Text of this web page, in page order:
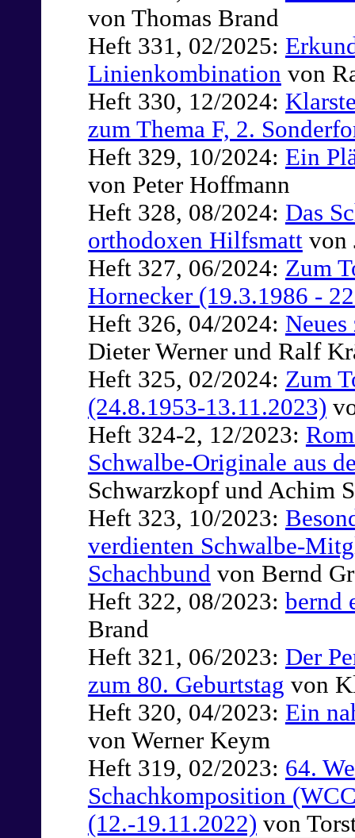
von Thomas Brand
Heft 331, 02/2025:
Linienkombination von
Heft 330, 12/2024:
zum Thema F, 2.
Heft 329, 10/2024: Ein
von Peter Hoffmann
Heft 328, 08/2024: Das
orthodoxen Hilfsmattvon
Heft 327, 06/2024: Zum
Hornecker (19.3.1986 -
Heft 326, 04/2024:
Dieter Werner und Ralf
Heft 325, 02/2024: Zum
(24.8.1953-13.11.2023)
Heft 324-2, 12/2023:
Schwalbe-Originale aus
Schwarzkopf und Achim
Heft 323, 10/2023:
verdienten Schwalbe-
Schachbund von Bernd
Heft 322, 08/2023: bernd
Brand
Heft 321, 06/2023: Der
zum 80. Geburtstag von
Heft 320, 04/2023: Ein
von Werner Keym
Heft 319, 02/2023: 64.
Schachkomposition
(12.-19.11.2022) von